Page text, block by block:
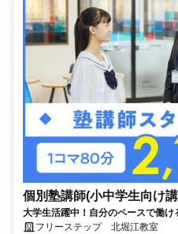
個別塾講師(小中学生向け
大学生活躍中！自分のペースで働
安心◎フリーステップ 北堀江教室